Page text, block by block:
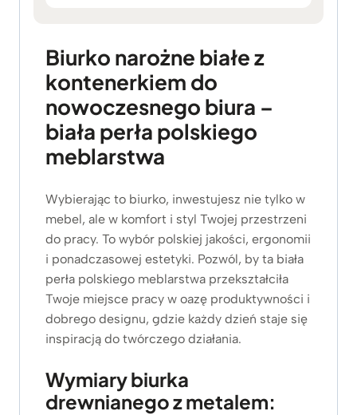
Biurko narożne białe z
kontenerkiem do
nowoczesnego biura –
biała perła polskiego
meblarstwa
Wybierając to biurko, inwestujesz nie tylko w
mebel, ale w komfort i styl Twojej przestrzeni
do pracy. To wybór polskiej jakości, ergonomii
i ponadczasowej estetyki. Pozwól, by ta biała
perła polskiego meblarstwa przekształciła
Twoje miejsce pracy w oazę produktywności i
dobrego designu, gdzie każdy dzień staje się
inspiracją do twórczego działania.
Wymiary biurka
drewnianego z metalem: